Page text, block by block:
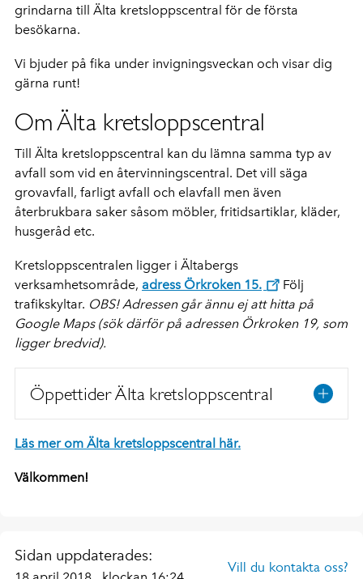
grindarna till Älta kretsloppscentral för de första
besökarna.
Vi bjuder på fika under invigningsveckan och visar dig
gärna runt!
Om Älta kretsloppscentral
Till Älta kretsloppscentral kan du lämna samma typ av
avfall som vid en återvinningscentral. Det vill säga
grovavfall, farligt avfall och elavfall men även
återbrukbara saker såsom möbler, fritidsartiklar, kläder,
husgeråd etc.
Kretsloppscentralen ligger i Ältabergs
verksamhetsområde, adress Örkroken 15.
Följ
trafikskyltar. OBS!Adressen går ännu ej att hitta på
Google Maps (sök därför på adressen Örkroken 19, som
ligger bredvid).
Öppettider Älta kretsloppscentral
Läs mer om Älta kretsloppscentral här.
Välkommen!
Sidan uppdaterades:
Vill du kontakta oss?